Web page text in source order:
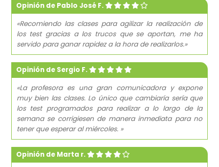
Opinión de Pablo José F.
«Recomiendo las clases para agilizar la realización de
los test gracias a los trucos que se aportan, me ha
servido para ganar rapidez a la hora de realizarlos.»
Opinión de Sergio F.
«La profesora es una gran comunicadora y expone
muy bien las clases. Lo único que cambiaría sería que
los test programados para realizar a lo largo de la
semana se corrigiesen de manera inmediata para no
tener que esperar al miércoles. »
Opinión de Marta r.